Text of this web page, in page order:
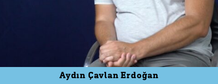
Aydın Çavlan Erdoğan